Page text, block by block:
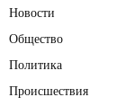
Новости
Общество
Политика
Происшествия